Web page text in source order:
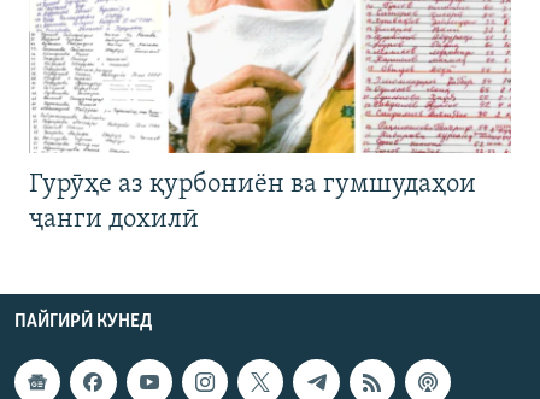
Гурӯҳе аз қурбониён ва гумшудаҳои
ҷанги дохилӣ
ПАЙГИРӢ КУНЕД